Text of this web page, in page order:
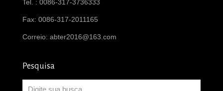
Tel. : 0086-317-3736333
Fax: 0086-317-2011165
Correio: abter2016@163.com
Pesquisa